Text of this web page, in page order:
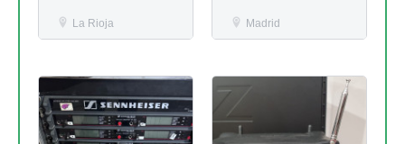
La Rioja
cápsulas
Sennheiser)
Madrid